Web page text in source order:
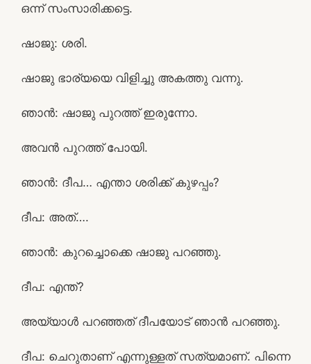
ഒന്ന് സംസാരിക്കട്ടെ.
ഷാജു: ശരി.
ഷാജു ഭാര്യയെ വിളിച്ചു അകത്തു വന്നു.
ഞാൻ: ഷാജു പുറത്ത് ഇരുന്നോ.
അവൻ പുറത്ത് പോയി.
ഞാൻ: ദീപ… എന്താ ശരിക്ക് കുഴപ്പം?
ദീപ: അത്….
ഞാൻ: കുറച്ചൊക്കെ ഷാജു പറഞ്ഞു.
ദീപ: എന്ത്?
അയ്യാൾ പറഞ്ഞത് ദീപയോട് ഞാൻ പറഞ്ഞു.
ദീപ: ചെറുതാണ് എന്നുള്ളത് സത്യമാണ്. പിന്നെ